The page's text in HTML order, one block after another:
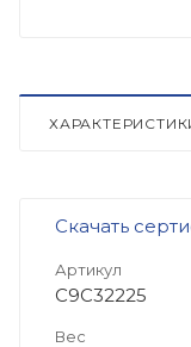
Скачать
Артикул
C9C32225
Вес